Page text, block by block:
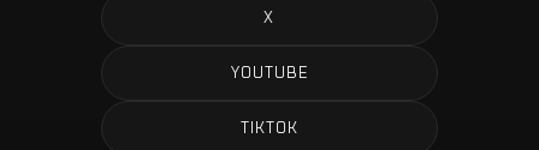
X
YOUTUBE
TIKTOK